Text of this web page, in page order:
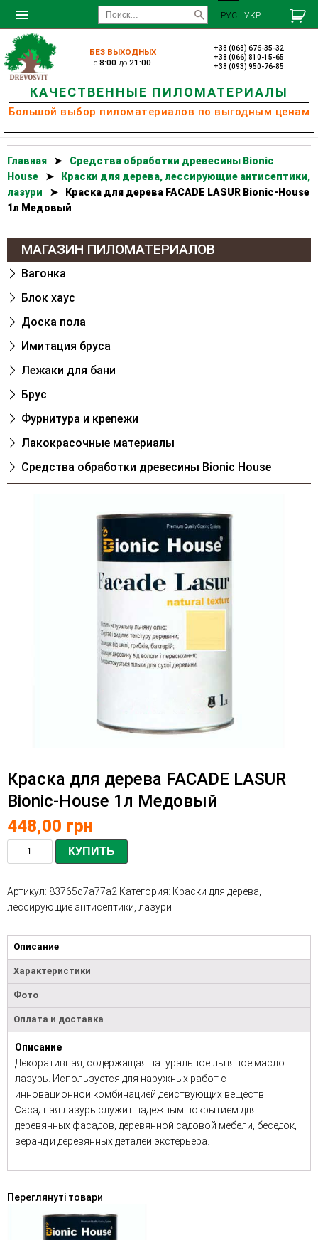
РУС УКР
БЕЗ ВЫХОДНЫХ
c8:00 до21:00
+38 (068) 676-35-32
+38 (066) 810-15-65
+38 (093) 950-76-85
КАЧЕСТВЕННЫЕ ПИЛОМАТЕРИАЛЫ
Большой выбор пиломатериалов по выгодным ценам
Главная ➤
Cредства обработки древесины Bionic
House
➤
Краски для дерева, лессирующие антисептики,
лазури
➤
Краска для дерева FACADE LASUR Bionic-House
1л Медовый
МАГАЗИН ПИЛОМАТЕРИАЛОВ
Вагонка
Блок хаус
Доска пола
Имитация бруса
Лежаки для бани
Брус
Фурнитура и крепежи
Лакокрасочные материалы
Cредства обработки древесины Bionic House
Краска для дерева FACADE LASUR
Bionic-House 1л Медовый
448,00 грн
КУПИТЬ
Артикул: 83765d7a77a2 Категория: Краски для дерева,
лессирующие антисептики, лазури
Описание
Характеристики
Фото
Оплата и доставка
Описание
Декоративная, содержащая натуральное льняное масло
лазурь. Используется для наружных работ с
инновационной комбинацией действующих веществ.
Фасадная лазурь служит надежным покрытием для
деревянных фасадов, деревянной садовой мебели, беседок,
веранд и деревянных деталей экстерьера.
Переглянуті товари